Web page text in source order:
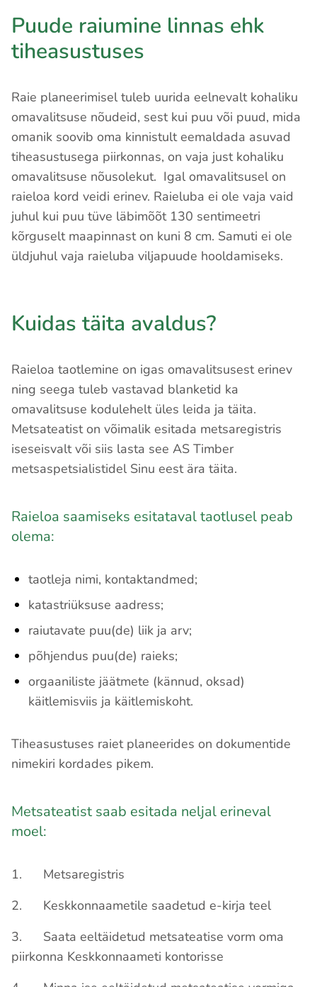
Puude raiumine linnas ehk
tiheasustuses
Raie planeerimisel tuleb uurida eelnevalt kohaliku
omavalitsuse nõudeid, sest kui puu või puud, mida
omanik soovib oma kinnistult eemaldada asuvad
tiheasustusega piirkonnas, on vaja just kohaliku
omavalitsuse nõusolekut. Igal omavalitsusel on
raieloa kord veidi erinev. Raieluba ei ole vaja vaid
juhul kui puu tüve läbimõõt 130 sentimeetri
kõrguselt maapinnast on kuni 8 cm. Samuti ei ole
üldjuhul vaja raieluba viljapuude hooldamiseks.
Kuidas täita avaldus?
Raieloa taotlemine on igas omavalitsusest erinev
ning seega tuleb vastavad blanketid ka
omavalitsuse kodulehelt üles leida ja täita.
Metsateatist on võimalik esitada metsaregistris
iseseisvalt või siis lasta see AS Timber
metsaspetsialistidel Sinu eest ära täita.
Raieloa saamiseks esitataval taotlusel peab
olema:
taotleja nimi, kontaktandmed;
katastriüksuse aadress;
raiutavate puu(de) liik ja arv;
põhjendus puu(de) raieks;
orgaaniliste jäätmete (kännud, oksad)
käitlemisviis ja käitlemiskoht.
Tiheasustuses raiet planeerides on dokumentide
nimekiri kordades pikem.
Metsateatist saab esitada neljal erineval
moel:
1. Metsaregistris
2. Keskkonnaametile saadetud e-kirja teel
3. Saata eeltäidetud metsateatise vorm oma
piirkonna Keskkonnaameti kontorisse